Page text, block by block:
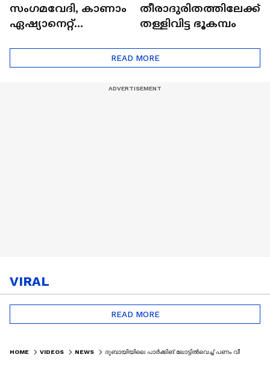
സംഗമവേദി, കാണാം
ഏഷ്യാനെറ്റ്
തീരാദുരിതത്തിലേക്ക്
തള്ളിവിട്ട ഭൂകമ്പം
READ MORE
VIRAL
READ MORE
HOME VIDEOS NEWS